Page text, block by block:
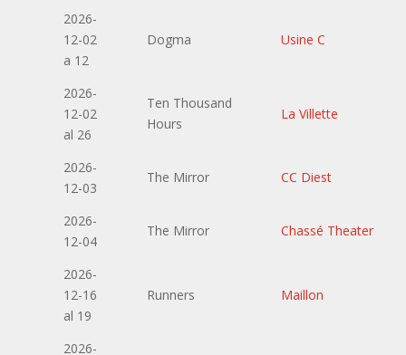
2026-
12-02
a 12
Dogma Usine C
2026-
12-02
al 26
Ten Thousand
Hours
La Villette
2026-
12-03
The Mirror CC Diest
2026-
12-04
The Mirror Chassé Theater
2026-
12-16
al 19
Runners Maillon
2026-